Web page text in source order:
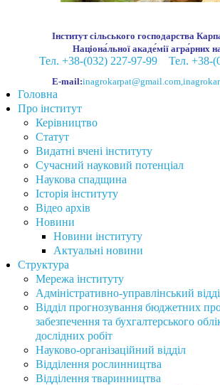
Інститут сільського господарства
Націона́льної акаде́мії агра́рних
Тел. +38-(032) 227-97-99 Тел. +38-
E-mail:inagrokarpat@gmail.com,
Головна
Про інститут
Керівництво
Статут
Видатні вчені інституту
Сучасний науковий потенціал
Наукова спадщина
Історія інституту
Відео архів
Новини
Новини інституту
Актуальні новини
Структура
Мережа інституту
Адміністративно-управлінський
Відділ прогнозування бюджетних
забезпечення та бухгалтерського
дослідних робіт
Науково-організаційний відділ
Відділення рослинництва
Відділення тваринництва